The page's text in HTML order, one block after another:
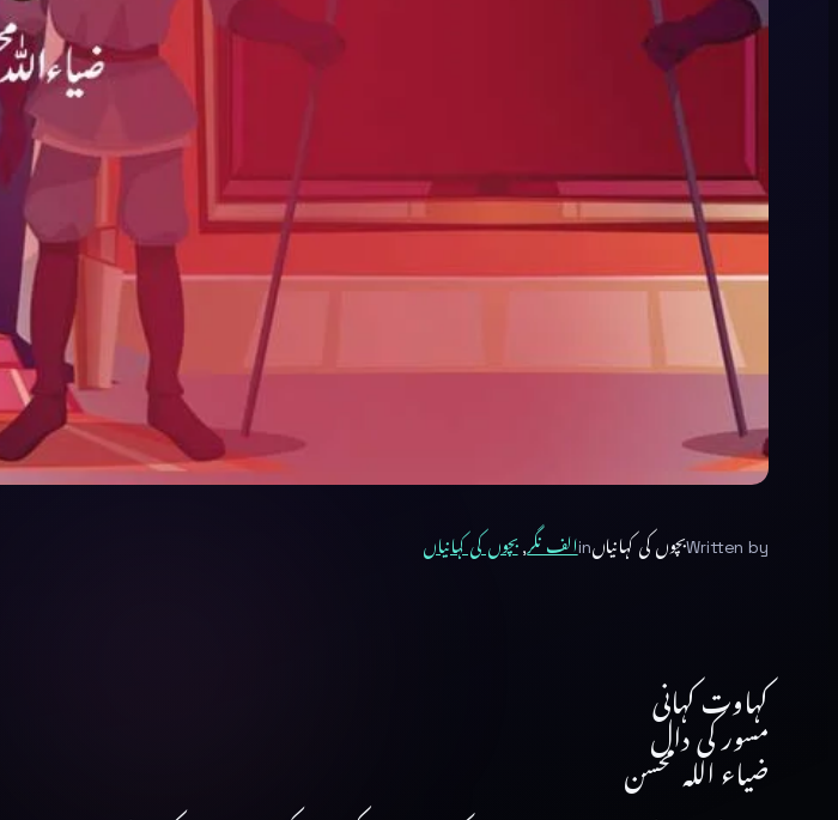
Written byبچوں کی کہانیاںinالف نگر, بچوں کی کہانیاں
کہاوت کہانی
مسور کی دال
ضیاء اللہ محسن